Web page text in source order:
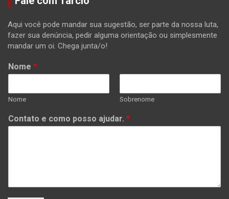
Aqui você pode mandar sua sugestão, ser parte da nossa luta,
fazer sua denúncia, pedir alguma orientação ou simplesmente
mandar um oi. Chega junta/o!
Nome *
Nome Sobrenome
Contato e como posso ajudar. *